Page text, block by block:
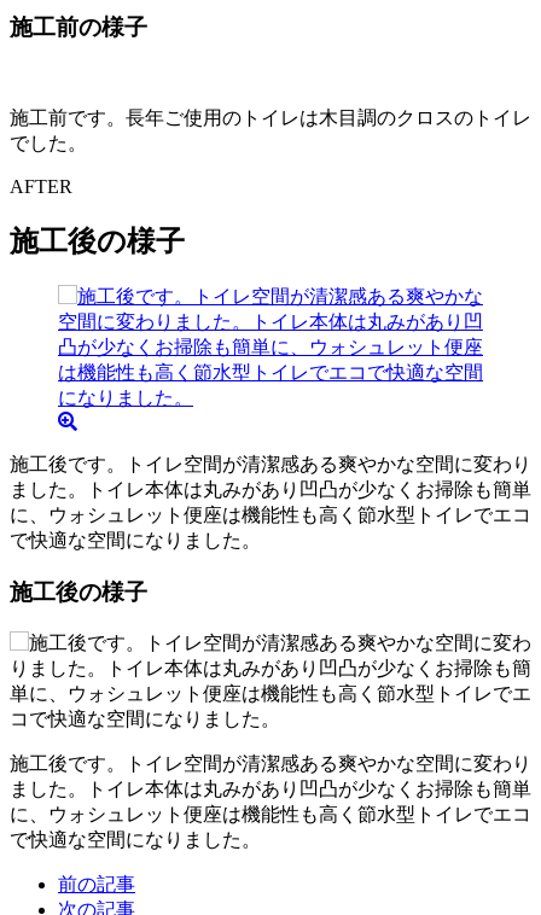
施工前の様子
施工前です。長年ご使用のトイレは木目調のクロスのトイレ
でした。
AFTER
施工後の様子
施工後です。トイレ空間が清潔感ある爽やかな空間に変わり
ました。トイレ本体は丸みがあり凹凸が少なくお掃除も簡単
に、ウォシュレット便座は機能性も高く節水型トイレでエコ
で快適な空間になりました。
施工後の様子
施工後です。トイレ空間が清潔感ある爽やかな空間に変わり
ました。トイレ本体は丸みがあり凹凸が少なくお掃除も簡単
に、ウォシュレット便座は機能性も高く節水型トイレでエコ
で快適な空間になりました。
前の記事
次の記事